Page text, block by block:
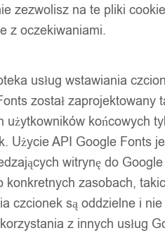
zezwolisz na te pliki
z oczekiwaniami.
usług wstawiania
został
użytkowników końcowych
Użycie API Google Fonts
witrynę do
konkretnych zasobach,
czcionek są oddzielne i
z innych usług